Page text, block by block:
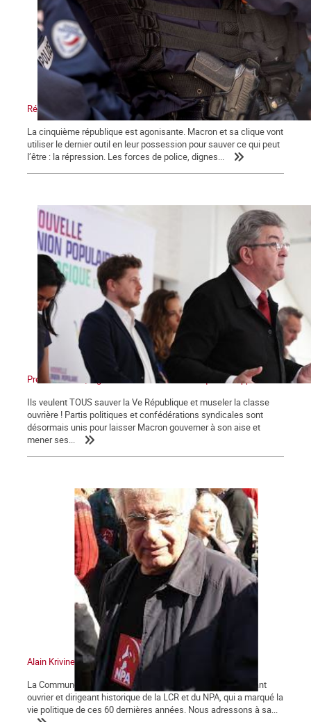
Répression, maître-mot de la macronie.
La cinquième république est agonisante. Macron et sa clique vont
utiliser le dernier outil en leur possession pour sauver ce qui peut
l’être : la répression. Les forces de police, dignes...
Présidentielles, législatives : Non au front unique des appareils !
Ils veulent TOUS sauver la Ve République et museler la classe
ouvrière ! Partis politiques et confédérations syndicales sont
désormais unis pour laisser Macron gouverner à son aise et
mener ses...
Alain Krivine
La Commune tient à saluer la mémoire d'Alain Krivine, militant
ouvrier et dirigeant historique de la LCR et du NPA, qui a marqué la
vie politique de ces 60 dernières années. Nous adressons à sa...